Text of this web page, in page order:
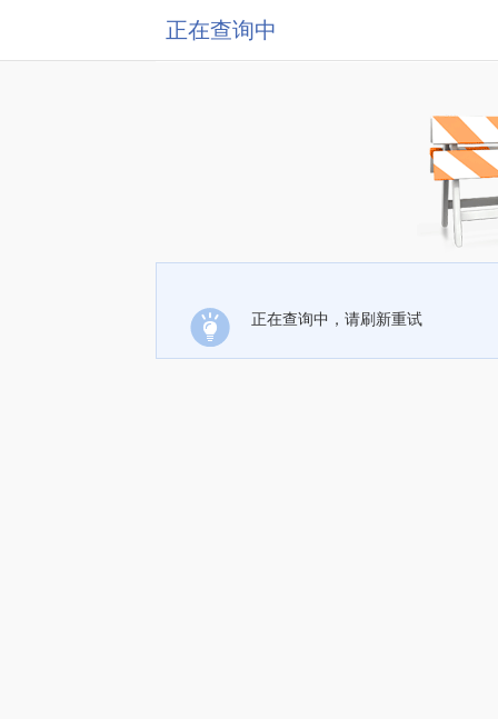
正在查询中
正在查询中，请刷新重试